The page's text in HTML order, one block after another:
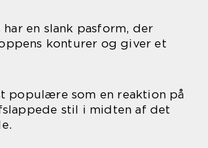
en slank pasform, der
konturer og giver et
populære som en reaktion på
stil i midten af det